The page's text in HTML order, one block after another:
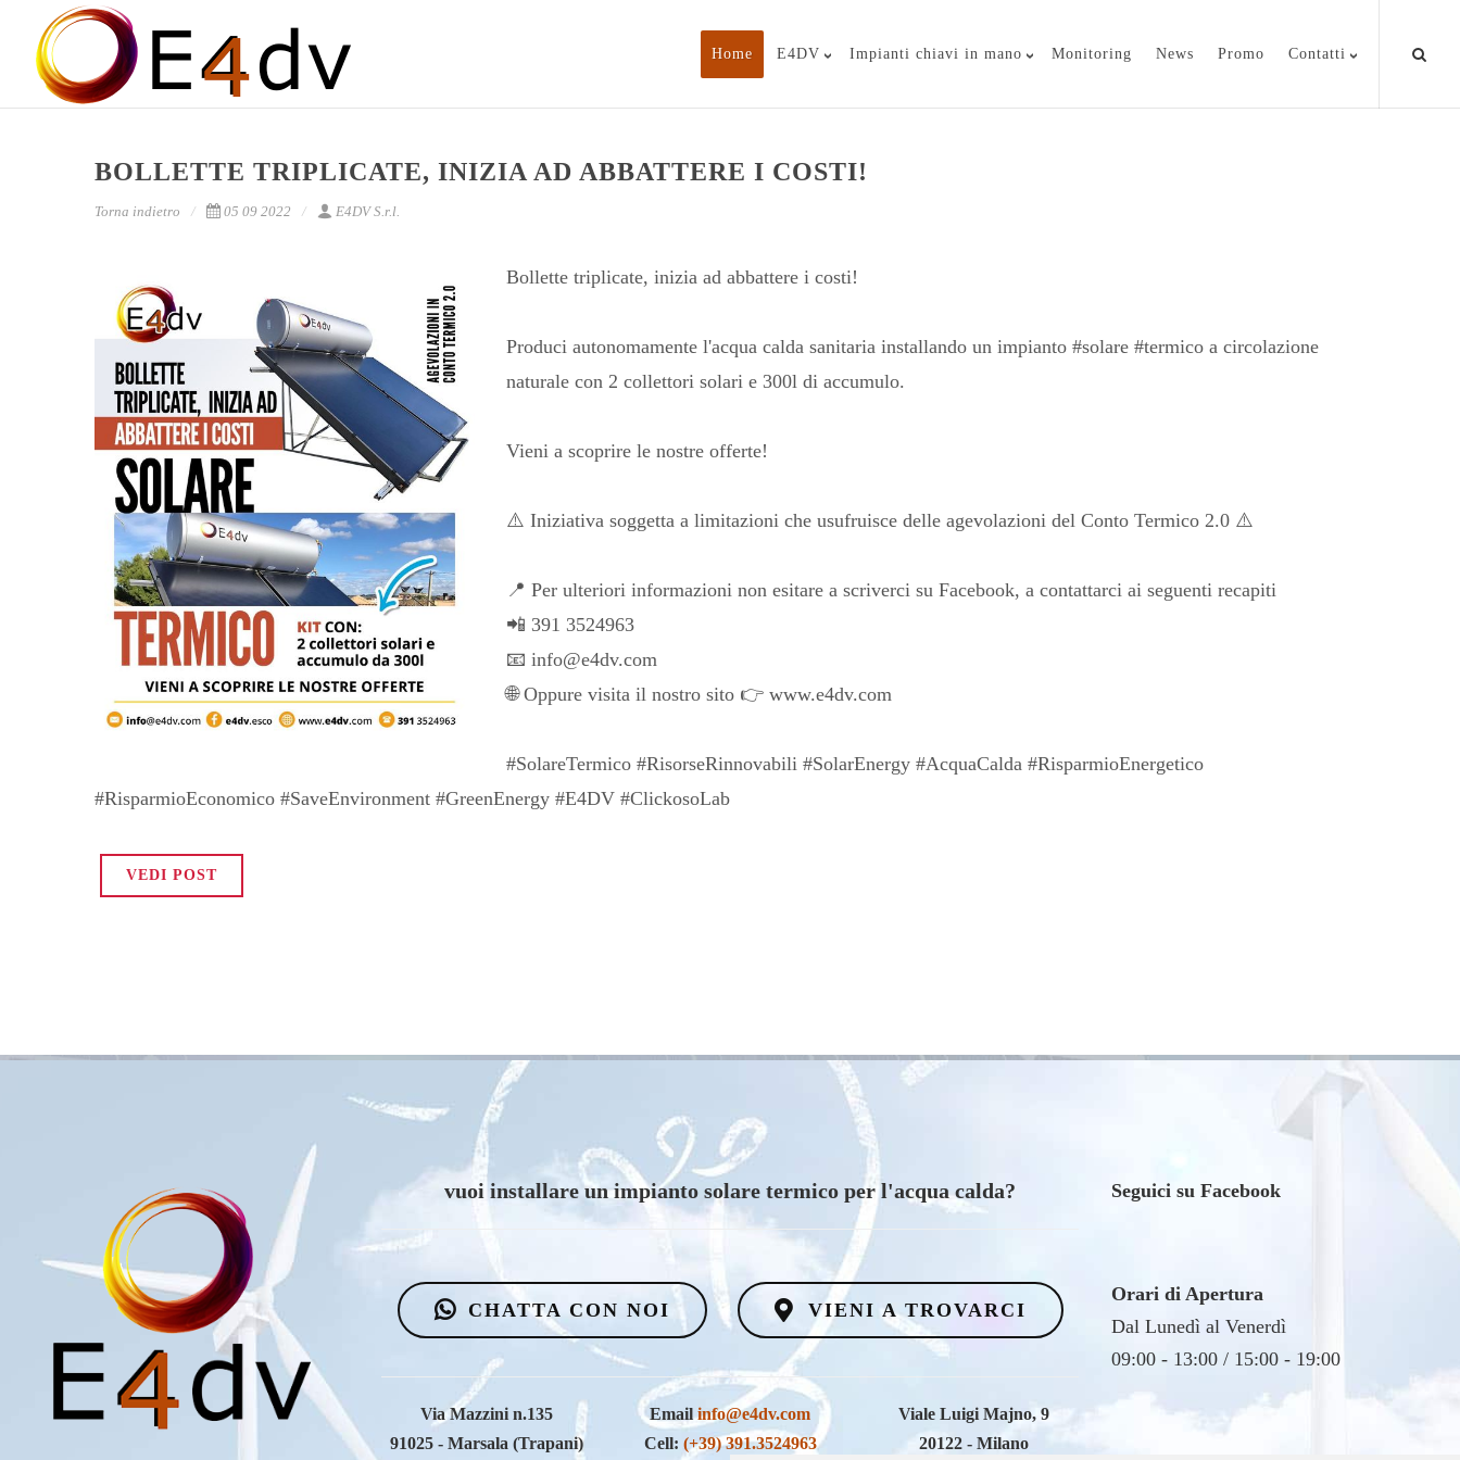
Home E4DV Impianti chiavi in mano Monitoring News Promo Contatti
BOLLETTE TRIPLICATE, INIZIA AD ABBATTERE I COSTI!
Torna indietro 05 09 2022 E4DV S.r.l.
Bollette triplicate, inizia ad abbattere i costi!
Produci autonomamente l'acqua calda sanitaria installando un impianto #solare #termico a circolazione
naturale con 2 collettori solari e 300l di accumulo.
Vieni a scoprire le nostre offerte!
⚠️ Iniziativa soggetta a limitazioni che usufruisce delle agevolazioni del Conto Termico 2.0 ⚠️
📍 Per ulteriori informazioni non esitare a scriverci su Facebook, a contattarci ai seguenti recapiti
📲 391 3524963
📧 info@e4dv.com
🌐 Oppure visita il nostro sito 👉 www.e4dv.com
#SolareTermico #RisorseRinnovabili #SolarEnergy #AcquaCalda #RisparmioEnergetico
#RisparmioEconomico #SaveEnvironment #GreenEnergy #E4DV #ClickosoLab
VEDI POST
vuoi scoprire i vantaggi di un impianto eolico?
CHATTA CON NOI VIENI A TROVARCI
Via Mazzini n.135
91025 - Marsala (Trapani)
Emailinfo@e4dv.com
Cell: (+39) 391.3524963
Viale Luigi Majno, 9
20122 - Milano
Seguici su Facebook
Orari di Apertura
Dal Lunedì al Venerdì
09:00 - 13:00 / 15:00 - 19:00